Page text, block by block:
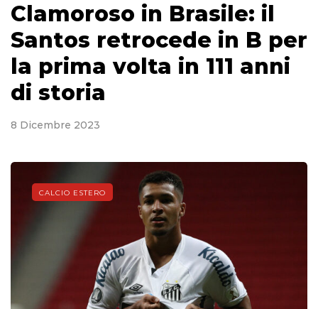
Clamoroso in Brasile: il
Santos retrocede in B per
la prima volta in 111 anni
di storia
8 Dicembre 2023
CALCIO ESTERO